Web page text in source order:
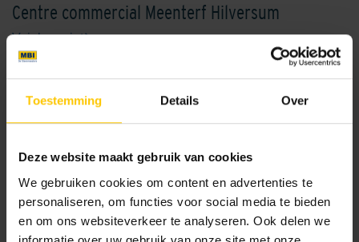
Toestemming Details Over
Deze website maakt gebruik van cookies
We gebruiken cookies om content en advertenties te
personaliseren, om functies voor social media te bieden
en om ons websiteverkeer te analyseren. Ook delen we
Centre commercial Meenterf Hilversum
Voir le projet
Autres applications:
Infrastructure
Jardin
Murs et sols intérieurs
Hospitality & Leisure